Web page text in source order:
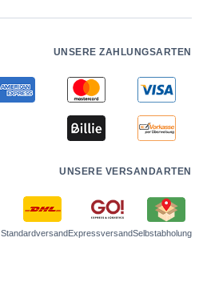
UNSERE ZAHLUNGSARTEN
UNSERE VERSANDARTEN
StandardversandExpressversandSelbstabholung